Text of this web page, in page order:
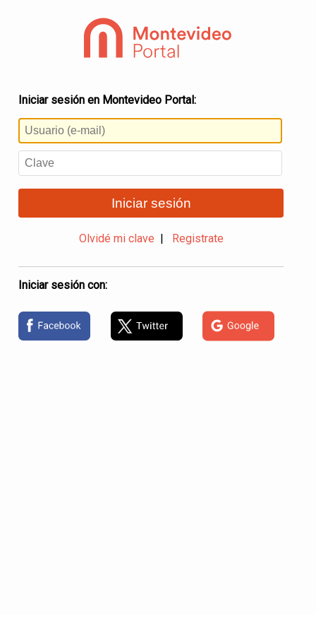
Iniciar sesión en Montevideo Portal:
Iniciar sesión
Olvidé mi clave Registrate
Iniciar sesión con: